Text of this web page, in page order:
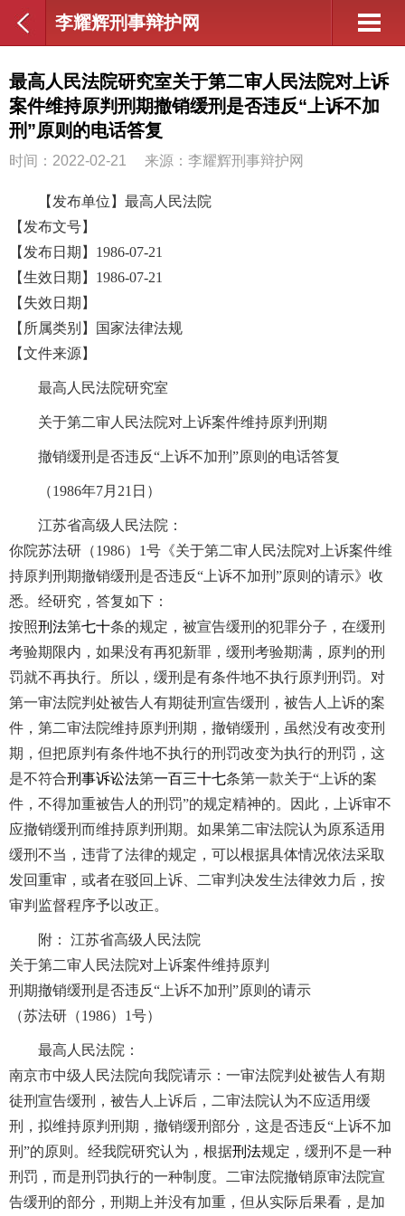
李耀辉刑事辩护网
最高人民法院研究室关于第二审人民法院对上诉
案件维持原判刑期撤销缓刑是否违反“上诉不加
刑”原则的电话答复
时间：2022-02-21 来源：李耀辉刑事辩护网
【发布单位】最高人民法院
【发布文号】
【发布日期】1986-07-21
【生效日期】1986-07-21
【失效日期】
【所属类别】国家法律法规
【文件来源】
最高人民法院研究室
关于第二审人民法院对上诉案件维持原判刑期
撤销缓刑是否违反“上诉不加刑”原则的电话答复
（1986年7月21日）
江苏省高级人民法院：
你院苏法研（1986）1号《关于第二审人民法院对上诉案件维
持原判刑期撤销缓刑是否违反“上诉不加刑”原则的请示》收
悉。经研究，答复如下：
按照刑法第七十条的规定，被宣告缓刑的犯罪分子，在缓刑
考验期限内，如果没有再犯新罪，缓刑考验期满，原判的刑
罚就不再执行。所以，缓刑是有条件地不执行原判刑罚。对
第一审法院判处被告人有期徒刑宣告缓刑，被告人上诉的案
件，第二审法院维持原判刑期，撤销缓刑，虽然没有改变刑
期，但把原判有条件地不执行的刑罚改变为执行的刑罚，这
是不符合刑事诉讼法第一百三十七条第一款关于“上诉的案
件，不得加重被告人的刑罚”的规定精神的。因此，上诉审不
应撤销缓刑而维持原判刑期。如果第二审法院认为原系适用
缓刑不当，违背了法律的规定，可以根据具体情况依法采取
发回重审，或者在驳回上诉、二审判决发生法律效力后，按
审判监督程序予以改正。
附： 江苏省高级人民法院
关于第二审人民法院对上诉案件维持原判
刑期撤销缓刑是否违反“上诉不加刑”原则的请示
（苏法研（1986）1号）
最高人民法院：
南京市中级人民法院向我院请示：一审法院判处被告人有期
徒刑宣告缓刑，被告人上诉后，二审法院认为不应适用缓
刑，拟维持原判刑期，撤销缓刑部分，这是否违反“上诉不加
刑”的原则。经我院研究认为，根据刑法规定，缓刑不是一种
刑罚，而是刑罚执行的一种制度。二审法院撤销原审法院宣
告缓刑的部分，刑期上并没有加重，但从实际后果看，是加